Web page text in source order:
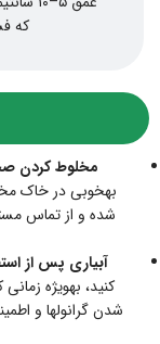
که
مخلوط کردن
بهخوبی در خاک
شده و از تماس
آبیاری پس از
کنید، بهویژه
شدن گرانولها و